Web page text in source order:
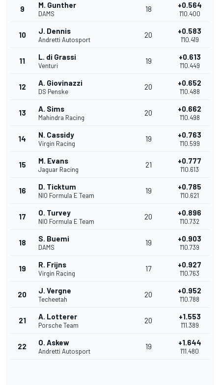
9 M. Gunther
DAMS
18 +0.564
1'10.400
10 J. Dennis
Andretti Autosport
20 +0.583
1'10.419
11 L. di Grassi
Venturi
19 +0.613
1'10.449
12 A. Giovinazzi
DS Penske
20 +0.652
1'10.488
13 A. Sims
Mahindra Racing
20 +0.662
1'10.498
14 N. Cassidy
Virgin Racing
19 +0.763
1'10.599
15 M. Evans
Jaguar Racing
21 +0.777
1'10.613
16 D. Ticktum
NIO Formula E Team
19 +0.785
1'10.621
17 O. Turvey
NIO Formula E Team
20 +0.896
1'10.732
18 S. Buemi
DAMS
19 +0.903
1'10.739
19 R. Frijns
Virgin Racing
17 +0.927
1'10.763
20 J. Vergne
Techeetah
20 +0.952
1'10.788
21 A. Lotterer
Porsche Team
20 +1.553
1'11.389
22 O. Askew
Andretti Autosport
19 +1.644
1'11.480